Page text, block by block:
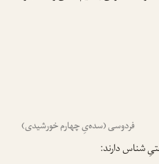
فردوسی (سده‌یِ چهارم خورشیدی)
شناس دارند: